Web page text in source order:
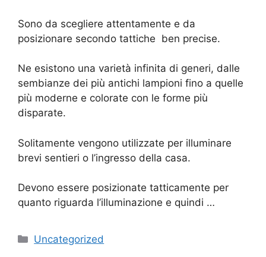
Sono da scegliere attentamente e da
posizionare secondo tattiche ben precise.
Ne esistono una varietà infinita di generi, dalle
sembianze dei più antichi lampioni fino a quelle
più moderne e colorate con le forme più
disparate.
Solitamente vengono utilizzate per illuminare
brevi sentieri o l’ingresso della casa.
Devono essere posizionate tatticamente per
quanto riguarda l’illuminazione e quindi …
Categorie
Uncategorized